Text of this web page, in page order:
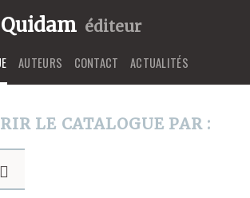
Quidam éditeur
AUTEURS CONTACT ACTUALITÉS
LE CATALOGUE PAR :